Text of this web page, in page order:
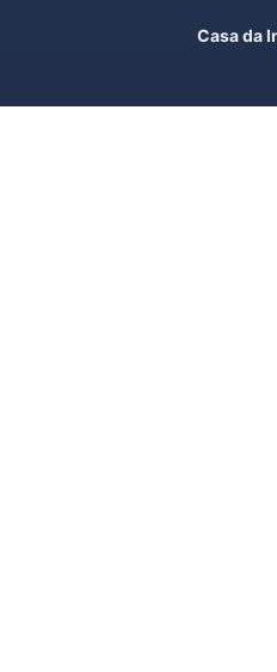
Casa da